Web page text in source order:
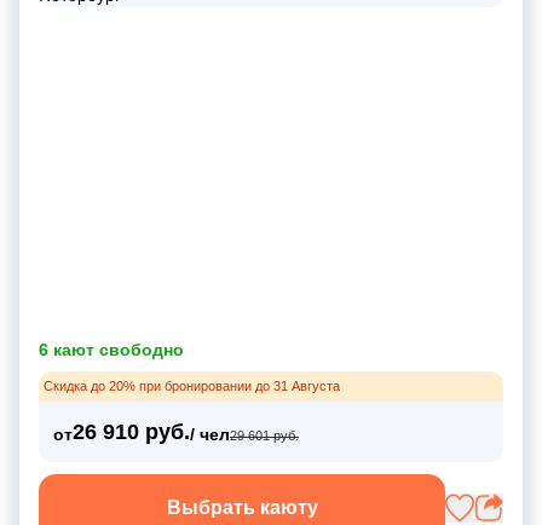
6 кают свободно
Скидка до 20% при бронировании до 31 Августа
от26 910 руб./ чел29 601 руб.
Выбрать каюту